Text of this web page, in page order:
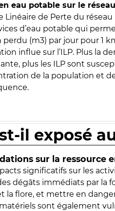
eau potable sur le réseau
Linéaire de Perte du
d’eau potable qui
perdu (m3) par jour pour 1
influe sur l’ILP. Plus la
plus les ILP sont
de la population et
il exposé
sur la ressource
significatifs sur les
dégâts immédiats par la
la flore, et mettre en
sont également